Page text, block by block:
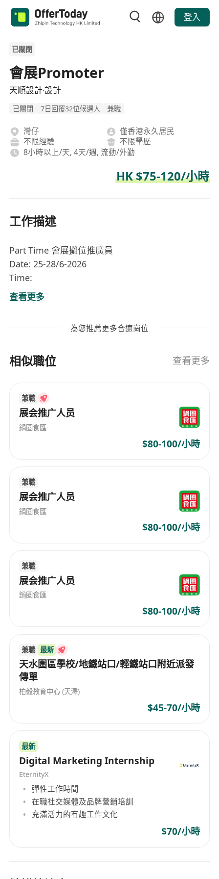
登入
已關閉
會展Promoter
天順設計·設計
已關閉 7日回覆32位候選人 兼職
灣仔
僅香港永久居民
不限經驗
不限學歷
8小時以上/天, 4天/週, 流動/外勤
HK $75-120/小時
工作描述
Part Time 會展攤位推廣員
Date: 25-28/6-2026
Time:
25/6 Thu:12:00 to 21:00*
26/6 Fri: 12:00 to 21:00
28/6 Sun:12:00 to 19:00
準時，有責任感，服從參展商的指示
與參與度
協助佈置及整理攤位物料，包括海報、宣傳單
張、贈品及展示道具，確保攤位整潔專業
引導來訪者參與互動活動（如登記抽獎、試用體
解答簡單查詢，維持友善熱誠之服務形象
按時到崗、配合主管調配，於指定時段（6月25
日至28日，每日12:00起）全程駐守攤位，並於
持有香港永久性居民身份，可合法於香港從事兼
職工作
具備良好溝通表達能力，性格開朗主動，能適應
工作者及尋找彈性工時人士申請
能使用粵語進行日常交流，具基本英文聽說能力
者優先考慮
需親身到灣仔會展中心執行外勤工作，具備責任
查看更多
為您推薦更多合適崗位
相似職位 查看更多
兼職
展会推广人员
鍋圈食匯
$80-100/小時
兼職
展会推广人员
鍋圈食匯
$80-100/小時
兼職
展会推广人员
鍋圈食匯
$80-100/小時
兼職 最新
天水圍區學校/地鐵站口/輕鐵站口附近派發
傳單
柏毅教育中心 (天澤)
$45-70/小時
最新
Digital Marketing Internship
EternityX
彈性工作時間
在職社交媒體及品牌營銷培訓
充滿活力的有趣工作文化
$70/小時